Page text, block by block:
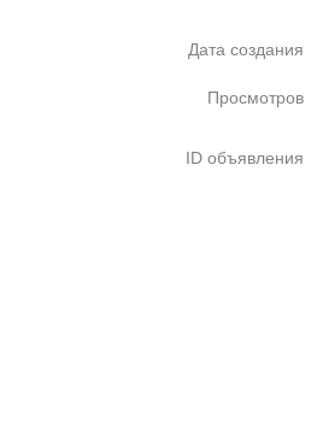
Дата создания
Просмотров
ID объявления